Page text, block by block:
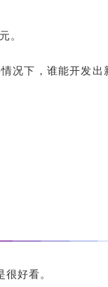
。
况下，谁能开发出
好看。